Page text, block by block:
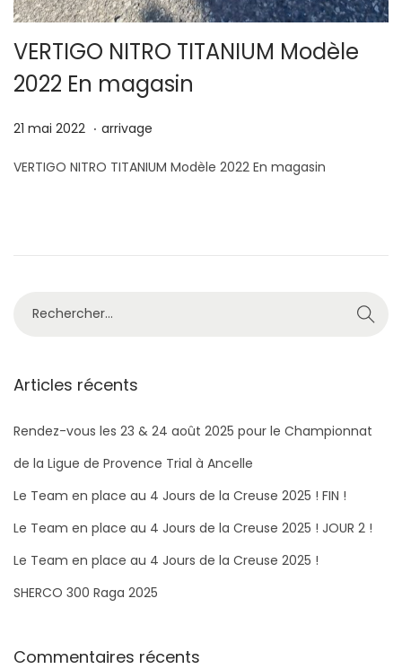
VERTIGO NITRO TITANIUM Modèle
2022 En magasin
P
b
21 mai 2022 8
u
. P
b
arrivage
VERTIGO NITRO TITANIUM Modèle 2022 En magasin
h
r
c
e
r
Articles récents
Rendez-vous les 23 & 24 août 2025 pour le Championnat
de la Ligue de Provence Trial à Ancelle
Le Team en place au 4 Jours de la Creuse 2025 ! FIN !
Le Team en place au 4 Jours de la Creuse 2025 ! JOUR 2 !
Le Team en place au 4 Jours de la Creuse 2025 !
SHERCO 300 Raga 2025​
Commentaires récents